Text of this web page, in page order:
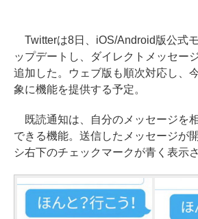
Twitterは8日、iOS/Android版公式
ップデートし、ダイレクトメッセー
追加した。ウェブ版も順次対応し、
象に機能を提供する予定。
既読通知は、自分のメッセージを
できる機能。送信したメッセージが
シ右下のチェックマークが青く表示さ